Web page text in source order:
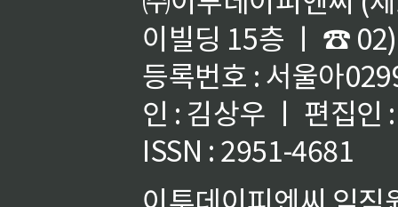
이빌딩 15층 ㅣ ☎
등록번호 : 서울아
인 : 김상우 ㅣ 편집인
ISSN : 2951-4681